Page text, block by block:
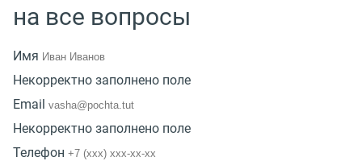
на все вопросы
Имя
Некорректно заполнено поле
Email
Некорректно заполнено поле
Телефон